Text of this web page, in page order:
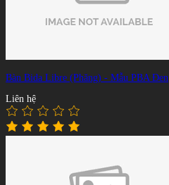
Bàn Bida Libre (Phăng) - Mẫu PBA Đen
Liên hệ